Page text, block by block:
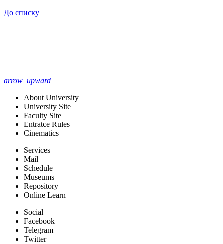
До списку
arrow_upward
About University
University Site
Faculty Site
Entratce Rules
Cinematics
Services
Mail
Schedule
Museums
Repository
Online Learn
Social
Facebook
Telegram
Twitter